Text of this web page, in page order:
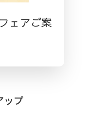
ェアご案
ップ